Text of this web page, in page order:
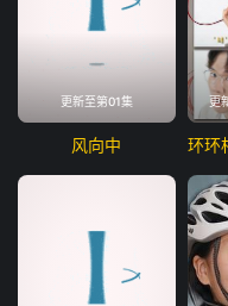
更新至第01集
风向中
更